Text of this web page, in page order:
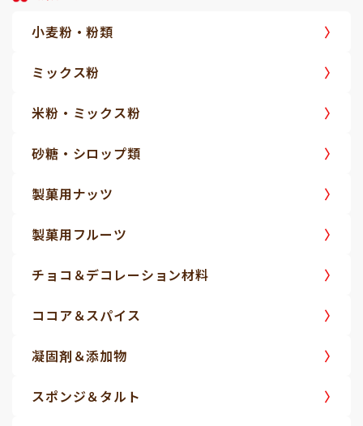
小麦粉・粉類
ミックス粉
米粉・ミックス粉
砂糖・シロップ類
製菓用ナッツ
製菓用フルーツ
チョコ＆デコレーション材料
ココア＆スパイス
凝固剤＆添加物
スポンジ＆タルト